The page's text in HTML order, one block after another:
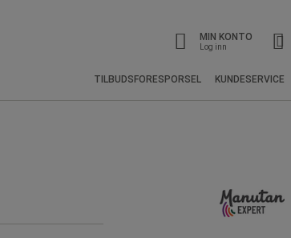
MIN KONTO
Log inn
TILBUDSFORESPORSEL KUNDESERVICE